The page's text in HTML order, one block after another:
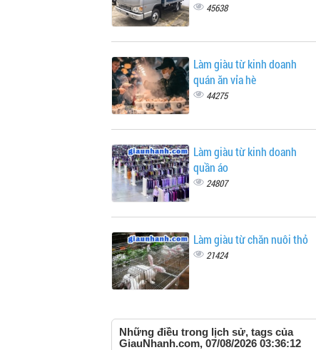
45638
Làm giàu từ kinh doanh
quán ăn vỉa hè
44275
Làm giàu từ kinh doanh
quần áo
24807
Làm giàu từ chăn nuôi thỏ
21424
Những điều trong lịch sử, tags của
GiauNhanh.com, 07/08/2026 03:36:12